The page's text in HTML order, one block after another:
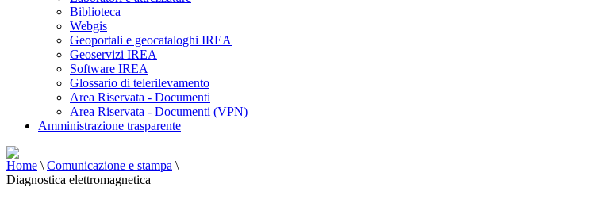
Biblioteca
Webgis
Geoportali e geocataloghi IREA
Geoservizi IREA
Software IREA
Glossario di telerilevamento
Area Riservata - Documenti
Area Riservata - Documenti (VPN)
Amministrazione trasparente
Home \ Comunicazione e stampa \
Diagnostica elettromagnetica